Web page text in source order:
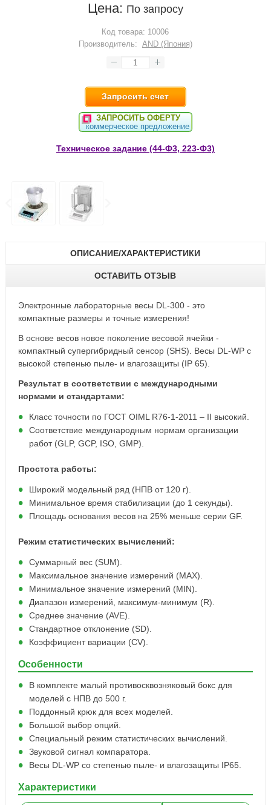
Цена: По запросу
Код товара: 10006
Производитель: AND (Япония)
Запросить счет
ЗАПРОСИТЬ ОФЕРТУ
коммерческое предложение
Техническое задание (44-Ф3, 223-Ф3)
ОПИСАНИЕ/ХАРАКТЕРИСТИКИ
ОСТАВИТЬ ОТЗЫВ
Электронные лабораторные весы DL-300 - это
компактные размеры и точные измерения!
В основе весов новое поколение весовой ячейки -
компактный супергибридный сенсор (SHS). Весы DL-WP с
высокой степенью пыле- и влагозащиты (IP 65).
Результат в соответствии с международными
нормами и стандартами:
Класс точности по ГОСТ OIML R76-1-2011 – II высокий.
Соответствие международным нормам организации
работ (GLP, GCP, ISO, GMP).
Простота работы:
Широкий модельный ряд (НПВ от 120 г).
Минимальное время стабилизации (до 1 секунды).
Площадь основания весов на 25% меньше серии GF.
Режим статистических вычислений:
Суммарный вес (SUM).
Максимальное значение измерений (MAX).
Минимальное значение измерений (MIN).
Диапазон измерений, максимум-минимум (R).
Среднее значение (AVE).
Стандартное отклонение (SD).
Коэффициент вариации (CV).
Особенности
В комплекте малый противосквозняковый бокс для
моделей с НПВ до 500 г.
Поддонный крюк для всех моделей.
Большой выбор опций.
Специальный режим статистических вычислений.
Звуковой сигнал компаратора.
Весы DL-WP со степенью пыле- и влагозащиты IP65.
Характеристики